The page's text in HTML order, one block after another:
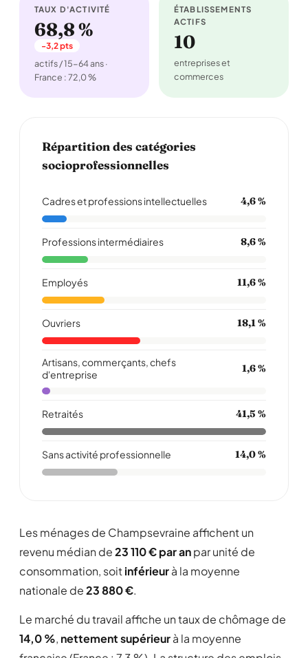
TAUX D'ACTIVITÉ
68,8 %
-3,2 pts
actifs / 15-64 ans ·
France : 72,0 %
ÉTABLISSEMENTS
ACTIFS
10
entreprises et
commerces
Répartition des catégories
socioprofessionnelles
Cadres et professions intellectuelles 4,6 %
Professions intermédiaires 8,6 %
Employés 11,6 %
Ouvriers 18,1 %
Artisans, commerçants, chefs
d'entreprise
1,6 %
Retraités 41,5 %
Sans activité professionnelle 14,0 %
Les ménages de Champsevraine affichent un
revenu médian de23 110 € par anpar unité de
consommation, soitinférieurà la moyenne
nationale de23 880 €.
Le marché du travail affiche un taux de chômage de
14,0 %, nettement supérieurà la moyenne